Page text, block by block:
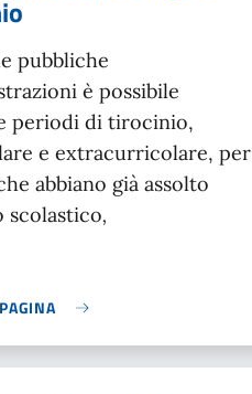
pubbliche
è possibile
periodi di tirocinio,
e extracurricolare, per
abbiano già assolto
scolastico,